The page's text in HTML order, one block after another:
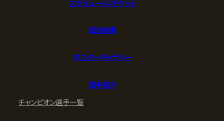
スケジュール/チケット
試合結果
ポスターギャラリー
選手紹介
チャンピオン選手一覧